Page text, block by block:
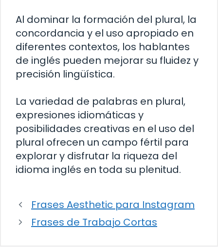
Al dominar la formación del plural, la
concordancia y el uso apropiado en
diferentes contextos, los hablantes
de inglés pueden mejorar su fluidez y
precisión lingüística.
La variedad de palabras en plural,
expresiones idiomáticas y
posibilidades creativas en el uso del
plural ofrecen un campo fértil para
explorar y disfrutar la riqueza del
idioma inglés en toda su plenitud.
Frases Aesthetic para Instagram
Frases de Trabajo Cortas